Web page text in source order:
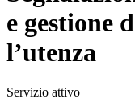
e gestione
l’utenza
Servizio attivo